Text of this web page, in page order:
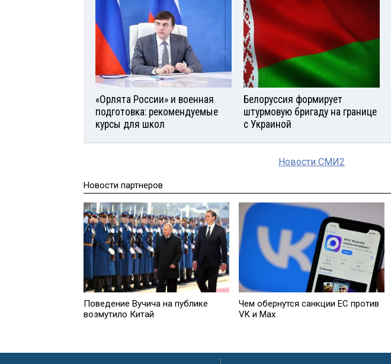
«Орлята России» и военная
подготовка: рекомендуемые
курсы для школ
Белоруссия формирует
штурмовую бригаду на границе
с Украиной
Новости СМИ2
Новости партнеров
Поведение Вучича на публике
возмутило Китай
Чем обернутся санкции ЕС против
VK и Max